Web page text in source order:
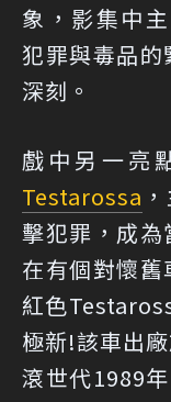
象，影集中
犯罪與毒品
深刻。
戲中另一亮
Testarossa
擊犯罪，成
在有個對懷
紅色
極新!該車出
滾世代1989